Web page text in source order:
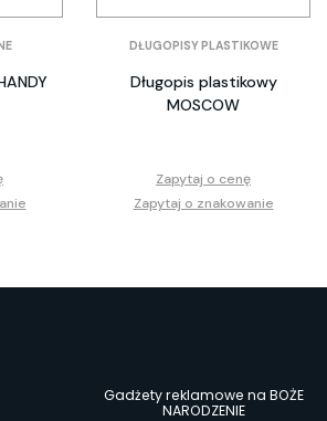
DŁUGOPISY PLASTIKOWE
Długopis plastikowy
MOSCOW
Zapytaj o cenę
Zapytaj o znakowanie
Gadżety reklamowe na BOŻE
NARODZENIE